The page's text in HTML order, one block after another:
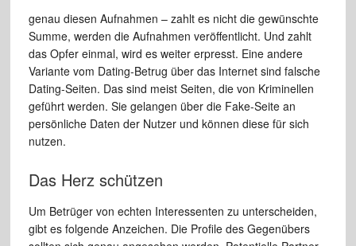
genau diesen Aufnahmen – zahlt es nicht die gewünschte
Summe, werden die Aufnahmen veröffentlicht. Und zahlt
das Opfer einmal, wird es weiter erpresst. Eine andere
Variante vom Dating-Betrug über das Internet sind falsche
Dating-Seiten. Das sind meist Seiten, die von Kriminellen
geführt werden. Sie gelangen über die Fake-Seite an
persönliche Daten der Nutzer und können diese für sich
nutzen.
Das Herz schützen
Um Betrüger von echten Interessenten zu unterscheiden,
gibt es folgende Anzeichen. Die Profile des Gegenübers